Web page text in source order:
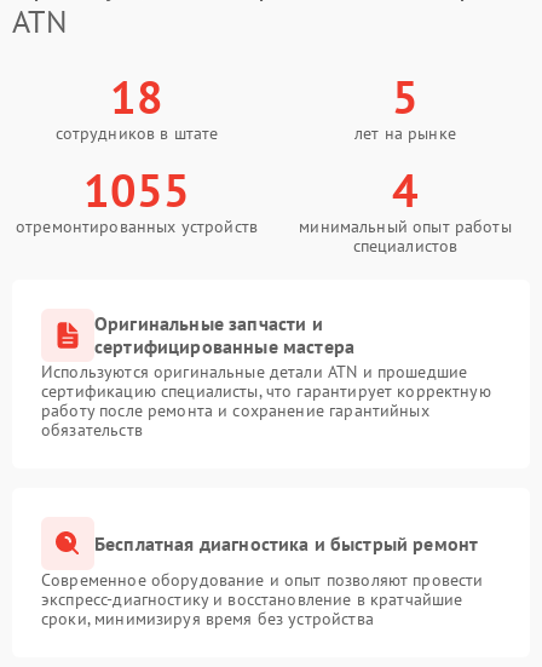
ATN
18
сотрудников в штате
5
лет на рынке
1055
отремонтированных устройств
4
минимальный опыт работы
специалистов
Оригинальные запчасти и
сертифицированные мастера
Используются оригинальные детали ATN и прошедшие
сертификацию специалисты, что гарантирует корректную
работу после ремонта и сохранение гарантийных
обязательств
Бесплатная диагностика и быстрый ремонт
Современное оборудование и опыт позволяют провести
экспресс-диагностику и восстановление в кратчайшие
сроки, минимизируя время без устройства